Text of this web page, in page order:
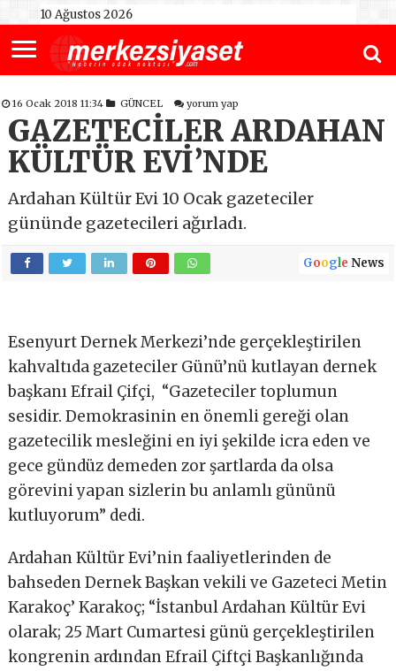
10 Ağustos 2026
16 Ocak 2018 11:34 GÜNCEL yorum yap
GAZETECİLER ARDAHAN
KÜLTÜR EVİ’NDE
Ardahan Kültür Evi 10 Ocak gazeteciler
gününde gazetecileri ağırladı.
Google News
Esenyurt Dernek Merkezi’nde gerçekleştirilen
kahvaltıda gazeteciler Günü’nü kutlayan dernek
başkanı Efrail Çifçi, “Gazeteciler toplumun
sesidir. Demokrasinin en önemli gereği olan
gazetecilik mesleğini en iyi şekilde icra eden ve
gece gündüz demeden zor şartlarda da olsa
görevini yapan sizlerin bu anlamlı gününü
kutluyorum” dedi.
Ardahan Kültür Evi’nin faaliyetlerinden de
bahseden Dernek Başkan vekili ve Gazeteci Metin
Karakoç’ Karakoç; “İstanbul Ardahan Kültür Evi
olarak; 25 Mart Cumartesi günü gerçekleştirilen
kongrenin ardından Efrail Çiftçi Başkanlığında